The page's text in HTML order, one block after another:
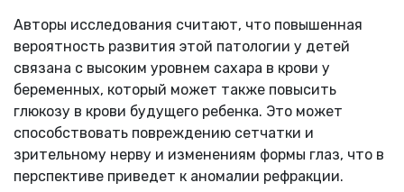
Авторы исследования считают, что повышенная
вероятность развития этой патологии у детей
связана с высоким уровнем сахара в крови у
беременных, который может также повысить
глюкозу в крови будущего ребенка. Это может
способствовать повреждению сетчатки и
зрительному нерву и изменениям формы глаз, что в
перспективе приведет к аномалии рефракции.